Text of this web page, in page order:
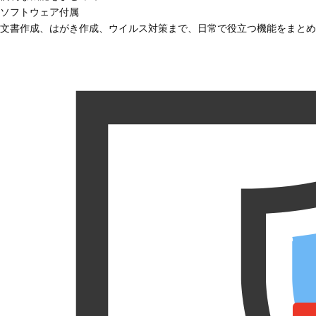
ソフトウェア付属
文書作成、はがき作成、ウイルス対策まで、日常で役立つ機能をまと